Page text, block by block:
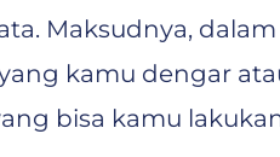
Maksudnya,
kamu dengar
bisa kamu